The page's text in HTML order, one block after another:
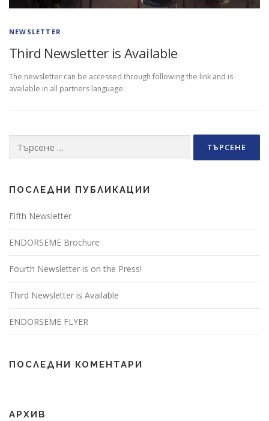
NEWSLETTER
Third Newsletter is Available
The newsletter can be accessed through following the link and is
available in all partners language:
ПОСЛЕДНИ ПУБЛИКАЦИИ
Fifth Newsletter
ENDORSEME Brochure
Fourth Newsletter is on the Press!
Third Newsletter is Available
ENDORSEME FLYER
ПОСЛЕДНИ КОМЕНТАРИ
АРХИВ